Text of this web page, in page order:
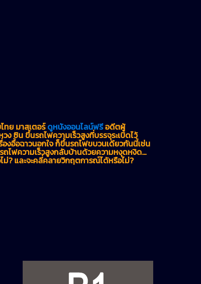
ทย มาสเตอร์ดูหนังออนไลน์ฟรีอดีตผู้
ซิน ขึ้นรถไฟความเร็วสูงที่บรรจุระเบิดไว้
อื้อฉาวนอกใจ ก็ขึ้นรถไฟขบวนเดียวกันนี้เช่น
ถไฟความเร็วสูงกลับบ้านด้วยความหงุดหงิด…
ม่? และจะคลี่คลายวิกฤตการณ์ได้หรือไม่?